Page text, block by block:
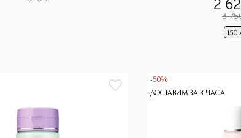
2
3
150
-50%
ДОСТАВИМ ЗА 3 ЧАСА